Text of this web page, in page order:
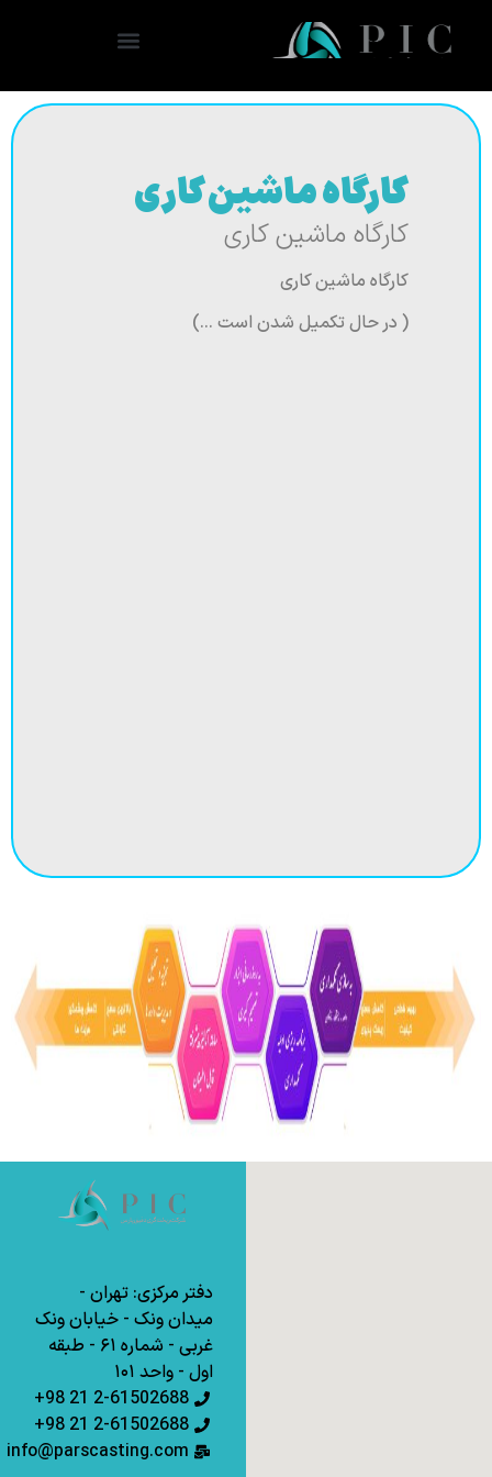
کارگاه ماشین کاری
کارگاه ماشین کاری
کارگاه ماشین کاری
( در حال تکمیل شدن است …)
دفتر مرکزی: تهران -
میدان ونک - خیابان ونک
غربی - شماره ۶۱ - طبقه
اول - واحد ۱۰۱
2-61502688 21 98+
2-61502688 21 98+
info@parscasting.com